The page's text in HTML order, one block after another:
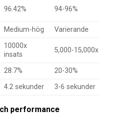
96.42% 94-96%
Medium-hög Varierande
10000x
insats
5,000-15,000x
28.7%
20-30%
4.2 sekunder 3-6 sekunder
performance